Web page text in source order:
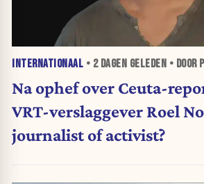
INTERNATIONAAL • 2 DAGEN GELEDEN • DOOR
Na ophef over Ceuta-
VRT-verslaggever Roel
journalist of activist?